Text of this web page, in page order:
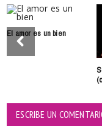
El amor es un bien
ESCRIBE UN